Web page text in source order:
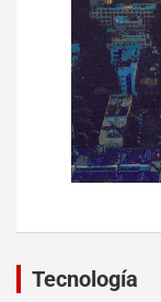
Tecnología